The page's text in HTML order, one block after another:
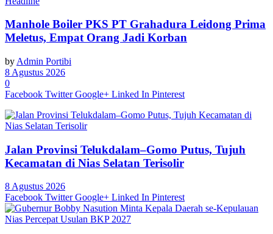
Manhole Boiler PKS PT Grahadura Leidong Prima
Meletus, Empat Orang Jadi Korban
by Admin Portibi
8 Agustus 2026
0
Facebook Twitter Google+ Linked In Pinterest
Jalan Provinsi Telukdalam–Gomo Putus, Tujuh
Kecamatan di Nias Selatan Terisolir
8 Agustus 2026
Facebook Twitter Google+ Linked In Pinterest